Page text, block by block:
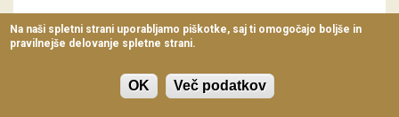
Predavanja
Delavnice
Vodeni ogledi
Barbara Sosič 219-221
Na naši spletni strani uporabljamo piškotke, saj ti omogočajo boljše in
pravilnejše delovanje spletne strani.
OK Več podatkov